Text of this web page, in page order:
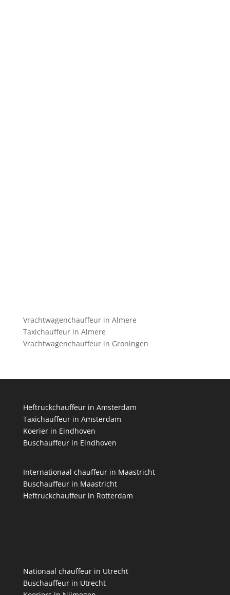
Vrachtwagenchauffeur in Almere
Taxichauffeur in Almere
Vrachtwagenchauffeur in Groningen
Heftruckchauffeur in Amsterdam
Taxichauffeur in Amsterdam
Koerier in Eindhoven
Buschauffeur in Eindhoven
Internationaal chauffeur in Maastricht
Buschauffeur in Maastricht
Heftruckchauffeur in Rotterdam
Nationaal chauffeur in Utrecht
Buschauffeur in Utrecht